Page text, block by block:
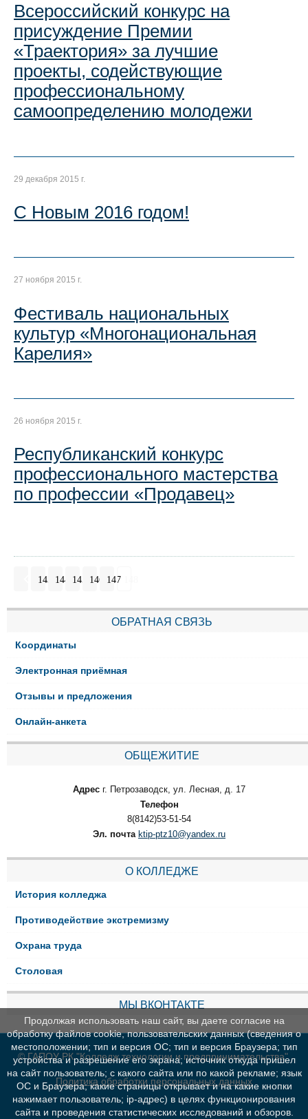
Всероссийский конкурс на
присуждение Премии
«Траектория» за лучшие
проекты, содействующие
профессиональному
самоопределению молодежи
29 декабря 2015 г.
С Новым 2016 годом!
27 ноября 2015 г.
Фестиваль национальных
культур «Многонациональная
Карелия»
26 ноября 2015 г.
Республиканский конкурс
профессионального мастерства
по профессии «Продавец»
143 144 145 146 147
ОБРАТНАЯ СВЯЗЬ
Координаты
Электронная приёмная
Отзывы и предложения
Онлайн-анкета
ОБЩЕЖИТИЕ
Адрес г. Петрозаводск, ул. Лесная, д. 17
Телефон
8(8142)53-51-54
Эл. почта ktip-ptz10@yandex.ru
О КОЛЛЕДЖЕ
История колледжа
Противодействие экстремизму
Охрана труда
Столовая
МЫ ВКОНТАКТЕ
© ГАПОУ РК "Колледж технологии и предпринимательства"
Политика обработки персональных данных
Продолжая использовать наш сайт, вы даете согласие на
обработку файлов cookie, пользовательских данных (сведения о
местоположении; тип и версия ОС; тип и версия Браузера; тип
устройства и разрешение его экрана; источник откуда пришел
на сайт пользователь; с какого сайта или по какой рекламе; язык
ОС и Браузера; какие страницы открывает и на какие кнопки
нажимает пользователь; ip-адрес) в целях функционирования
сайта и проведения статистических исследований и обзоров.